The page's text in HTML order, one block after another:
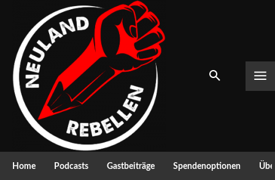
Home Podcasts Gastbeiträge Spendenoptionen